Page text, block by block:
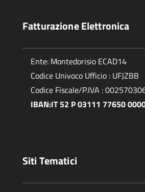
Fatturazione Elettronica
Ente: Montedorisio ECAD14
Codice Univoco Ufficio : UFJZBB
Codice Fiscale/P.IVA :
IBAN:IT 52 P 03111 77650
Siti Tematici